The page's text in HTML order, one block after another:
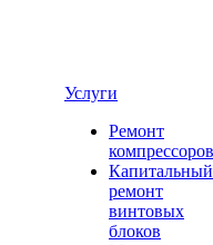
Услуги
Ремонт
компрессоров
Капитальный
ремонт
винтовых
блоков